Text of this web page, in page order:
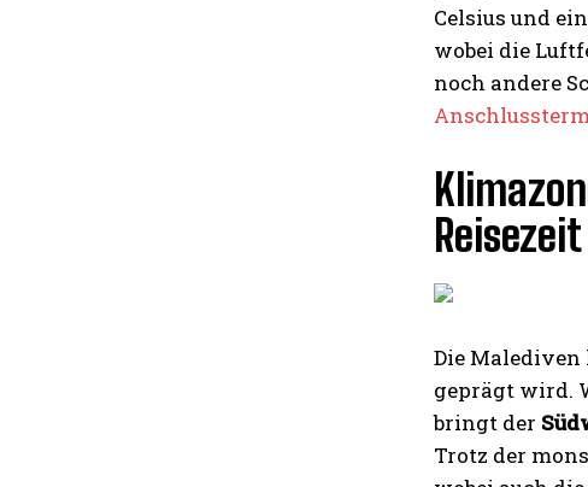
Celsius und
wobei die
noch andere
Reisezeit
Die
geprägt wird.
bringt der
Trotz der